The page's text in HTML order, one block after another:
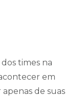
times na
em
de suas